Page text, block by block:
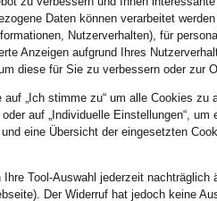
Daten können verarbeitet
Nutzerverhalten), für
Anzeigen aufgrund Ihres
diese für Sie zu verbessern oder zur
auf „Ich stimme zu“ um alle Cookies
auf „Individuelle Einstellungen“,
eine Übersicht der eingesetzten
Ihre Tool-Auswahl jederzeit
Der Widerruf hat jedoch keine